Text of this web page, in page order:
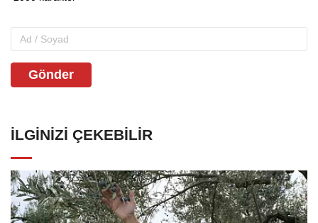
Gönder
İLGINIZI ÇEKEBILIR